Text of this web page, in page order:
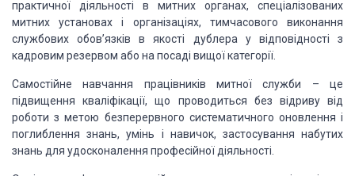
практичної діяльності в митних органах, спеціалізованих
митних установах і організаціях, тимчасового виконання
службових обов’язків в якості дублера у відповідності з
кадровим резервом або на посаді вищої категорії.
Самостійне навчання працівників митної служби – це
підвищення кваліфікації, що проводиться без відриву від
роботи з метою безперервного систематичного оновлення і
поглиблення знань, умінь і навичок, застосування набутих
знань для удосконалення професійної діяльності.